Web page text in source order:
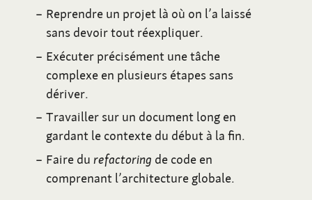
Reprendre un projet là où on l’a laissé
sans devoir tout réexpliquer.
Exécuter précisément une tâche
complexe en plusieurs étapes sans
dériver.
Travailler sur un document long en
gardant le contexte du début à la fin.
Faire durefactoring de code en
comprenant l’architecture globale.